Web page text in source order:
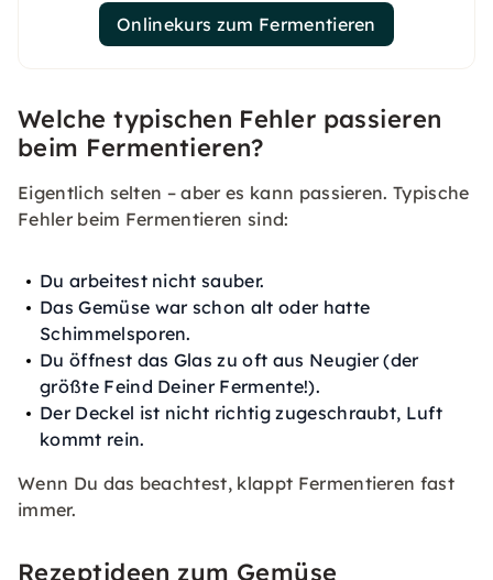
Onlinekurs zum Fermentieren
Welche typischen Fehler passieren
beim Fermentieren?
Eigentlich selten – aber es kann passieren. Typische
Fehler beim Fermentieren sind:
Du arbeitest nicht sauber.
Das Gemüse war schon alt oder hatte
Schimmelsporen.
Du öffnest das Glas zu oft aus Neugier (der
größte Feind Deiner Fermente!).
Der Deckel ist nicht richtig zugeschraubt, Luft
kommt rein.
Wenn Du das beachtest, klappt Fermentieren fast
immer.
Rezeptideen zum Gemüse